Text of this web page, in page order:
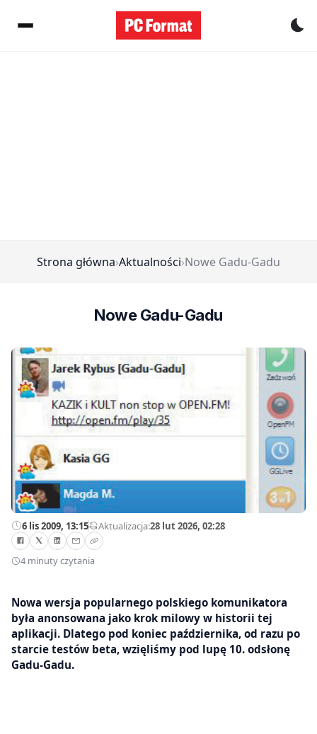
Strona główna›Aktualności›Nowe Gadu-Gadu
Nowe Gadu-Gadu
6 lis 2009, 13:15—Aktualizacja:28 lut 2026, 02:28
4 minuty czytania
Nowa wersja popularnego polskiego komunikatora
była anonsowana jako krok milowy w historii tej
aplikacji. Dlatego pod koniec października, od razu po
starcie testów beta, wzięliśmy pod lupę 10. odsłonę
Gadu-Gadu.